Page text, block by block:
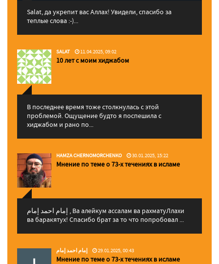
Salat, да укрепит вас Аллаx! Увидели, спасибо за
теплые слова :-)...
SALAT 11.04.2025, 09:02
10 лет с моим хиджабом
В последнее время тоже столкнулась с этой
проблемой. Ощущение будто я поспешила с
хиджабом и рано по...
HAMZA CHERNOMORCHENKO 30.01.2025, 15:22
Мнение по теме о 73-х течениях в исламе
إمام احمد إمام , Ва алейкум ассалам ва рахматуЛлахи
ва баракятух! Спасибо брат за то что попробовал ...
إمام احمد إمام 29.01.2025, 00:43
Мнение по теме о 73-х течениях в исламе